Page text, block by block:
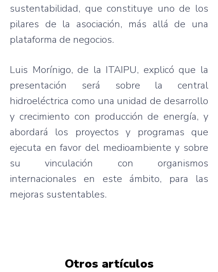
sustentabilidad, que constituye uno de los
pilares de la asociación, más allá de una
plataforma de negocios.
Luis Morínigo, de la ITAIPU, explicó que la
presentación será sobre la central
hidroeléctrica como una unidad de desarrollo
y crecimiento con producción de energía, y
abordará los proyectos y programas que
ejecuta en favor del medioambiente y sobre
su vinculación con organismos
internacionales en este ámbito, para las
mejoras sustentables.
Otros artículos